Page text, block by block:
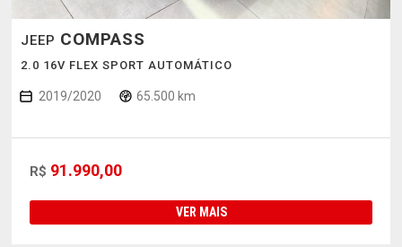
JEEP COMPASS
2.0 16V FLEX SPORT AUTOMÁTICO
2019/2020 65.500 km
R$ 91.990,00
VER MAIS